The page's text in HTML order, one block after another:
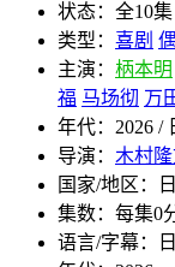
状态： 全10集
类型： 喜剧
主演： 柄本明
福 马场彻 万
年代： 2026 /
导演： 木村
国家/地区：
集数： 每集0
语言/字幕：